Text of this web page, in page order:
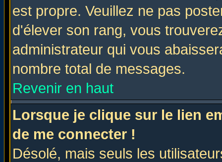
est propre. Veuillez ne pas
d'élever son rang, vous
administrateur qui vous
nombre total de messages.
Revenir en haut
Lorsque je clique sur le lien
de me connecter !
Désolé, mais seuls les